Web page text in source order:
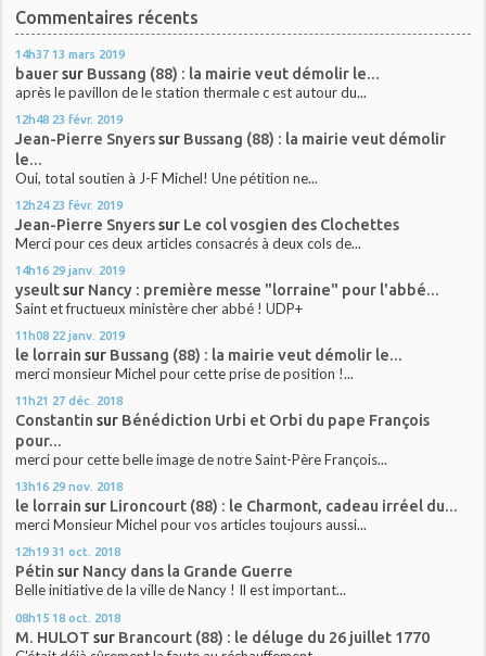
Commentaires récents
14h37 13 mars 2019
bauersur Bussang (88) : la mairie veut démolir le...
après le pavillon de le station thermale c est autour du...
12h48 23 févr. 2019
Jean-Pierre Snyerssur Bussang (88) : la mairie veut démolir
le...
Oui, total soutien à J-F Michel! Une pétition ne...
12h24 23 févr. 2019
Jean-Pierre Snyerssur Le col vosgien des Clochettes
Merci pour ces deux articles consacrés à deux cols de...
14h16 29 janv. 2019
yseultsur Nancy : première messe "lorraine" pour l'abbé...
Saint et fructueux ministère cher abbé ! UDP+
11h08 22 janv. 2019
le lorrain sur Bussang (88) : la mairie veut démolir le...
merci monsieur Michel pour cette prise de position !...
11h21 27 déc. 2018
Constantin sur Bénédiction Urbi et Orbi du pape François
pour...
merci pour cette belle image de notre Saint-Père François...
13h16 29 nov. 2018
le lorrain sur Lironcourt (88) : le Charmont, cadeau irréel du...
merci Monsieur Michel pour vos articles toujours aussi...
12h19 31 oct. 2018
Pétin sur Nancy dans la Grande Guerre
Belle initiative de la ville de Nancy ! Il est important...
08h15 18 oct. 2018
M. HULOT sur Brancourt (88) : le déluge du 26 juillet 1770